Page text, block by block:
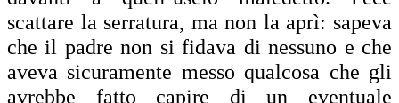
scattare la serratura, ma non la aprì: sapeva
che il padre non si fidava di nessuno e che
aveva sicuramente messo qualcosa che gli
avrebbe fatto capire di un eventuale